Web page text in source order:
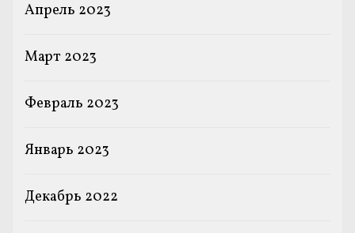
Апрель 2023
Март 2023
Февраль 2023
Январь 2023
Декабрь 2022